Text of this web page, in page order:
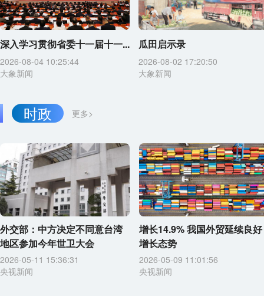
深入学习贯彻省委十一届十一...
2026-08-04 10:25:44
大象新闻
瓜田启示录
2026-08-02 17:20:50
大象新闻
更多>
时政
外交部：中方决定不同意台湾
地区参加今年世卫大会
2026-05-11 15:36:31
央视新闻
增长14.9% 我国外贸延续良好
增长态势
2026-05-09 11:01:56
央视新闻